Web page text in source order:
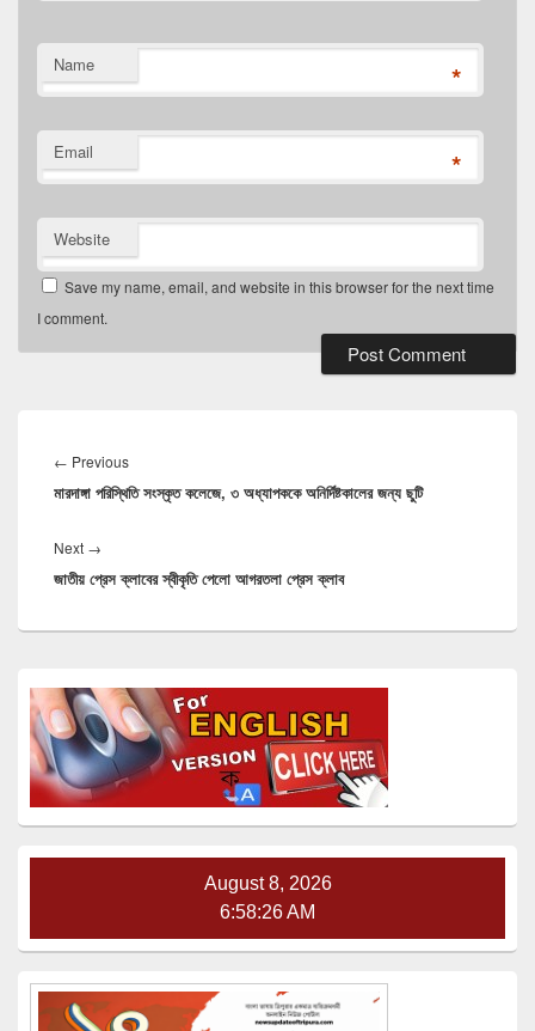
Name *
Email *
Website
Save my name, email, and website in this browser for the next time
I comment.
navigation
← PreviousPrevious
post:
মারদাঙ্গা পরিস্থিতি সংস্কৃত কলেজে, ৩ অধ্যাপককে অনির্দিষ্টকালের জন্য ছুটি
Next →
post:
জাতীয় প্রেস ক্লাবের স্বীকৃতি পেলো আগরতলা প্রেস ক্লাব
Sidebar
Widget
Area
August 8, 2026
6:58:27 AM